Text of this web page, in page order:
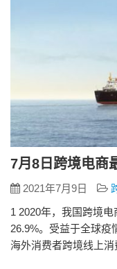
7月8日跨境电商
2021年7月9日
1 2020年，我国跨境
26.9%。受益于全球疫
海外消费者跨境线上
电商出口市场规模将